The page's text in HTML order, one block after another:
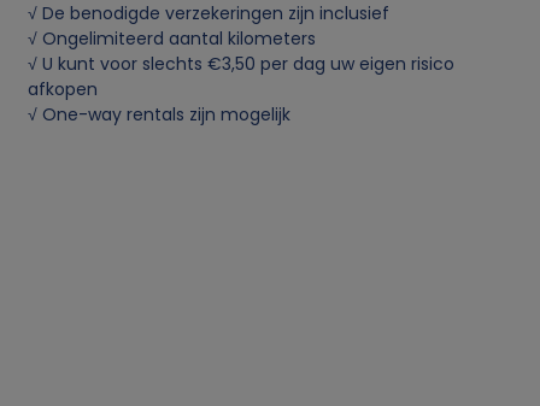
√ De benodigde verzekeringen zijn inclusief
√ Ongelimiteerd aantal kilometers
√ U kunt voor slechts €3,50 per dag uw eigen risico
afkopen
√ One-way rentals zijn mogelijk